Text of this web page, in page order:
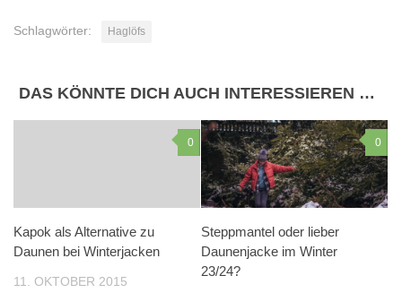
Schlagwörter: Haglöfs
DAS KÖNNTE DICH AUCH INTERESSIEREN …
0
Kapok als Alternative zu
Daunen bei Winterjacken
11. OKTOBER 2015
0
Steppmantel oder lieber
Daunenjacke im Winter
23/24?